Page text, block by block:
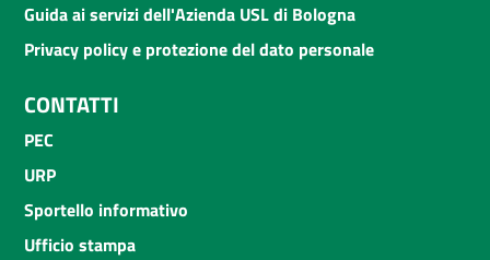
Guida ai servizi dell'Azienda USL di Bologna
Privacy policy e protezione del dato personale
CONTATTI
PEC
URP
Sportello informativo
Ufficio stampa